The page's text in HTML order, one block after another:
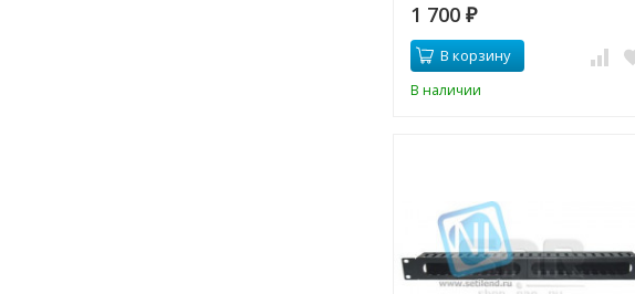
1 700 ₽
В корзину
В наличии